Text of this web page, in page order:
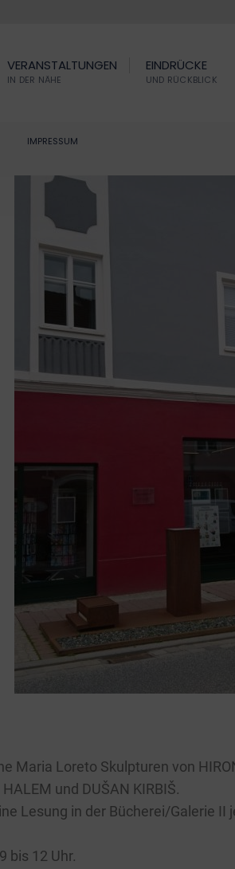
VERANSTALTUNGEN
IN DER NÄHE
EINDRÜCKE
UND RÜCKBLICK
IMPRESSUM
Loreto Skulpturen von
und DUŠAN KIRBIŠ.
Lesung in der Bücherei/Galerie II
bis 12 Uhr.